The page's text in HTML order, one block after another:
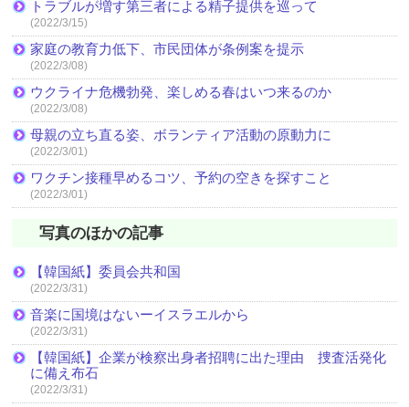
トラブルが増す第三者による精子提供を巡って
(2022/3/15)
家庭の教育力低下、市民団体が条例案を提示
(2022/3/08)
ウクライナ危機勃発、楽しめる春はいつ来るのか
(2022/3/08)
母親の立ち直る姿、ボランティア活動の原動力に
(2022/3/01)
ワクチン接種早めるコツ、予約の空きを探すこと
(2022/3/01)
写真のほかの記事
【韓国紙】委員会共和国
(2022/3/31)
音楽に国境はないーイスラエルから
(2022/3/31)
【韓国紙】企業が検察出身者招聘に出た理由 捜査活発化
に備え布石
(2022/3/31)